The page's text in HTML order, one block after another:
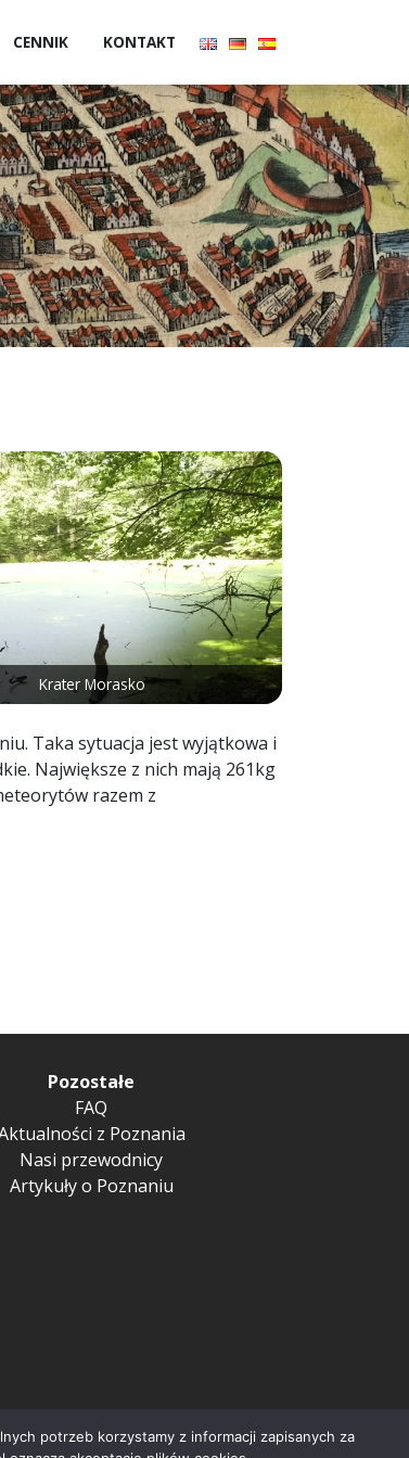
CENNIK KONTAKT
Krater Morasko
Taka sytuacja jest wyjątkowa i
Największe z nich mają 261kg
razem z
Pozostałe
FAQ
z Poznania
Nasi przewodnicy
Artykuły o Poznaniu
potrzeb korzystamy z informacji zapisanych za